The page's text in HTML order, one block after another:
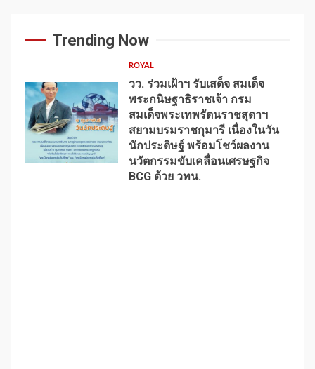
Trending Now
1
ROYAL
วว. ร่วมเฝ้าฯ รับเสด็จ สมเด็จ
พระกนิษฐาธิราชเจ้า กรม
สมเด็จพระเทพรัตนราชสุดาฯ
สยามบรมราชกุมารี เนื่องในวัน
นักประดิษฐ์ พร้อมโชว์ผลงาน
นวัตกรรมขับเคลื่อนเศรษฐกิจ
BCG ด้วย วทน.